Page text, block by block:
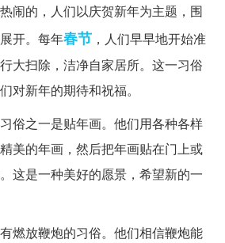
闹的，人们以庆贺新年为主题，围
开。每年春节 ，人们早早地开始准
大扫除，洁净自家居所。这一习俗
对新年的期待和祝福。
俗之一是贴年画。他们用各种各样
美的年画，然后把年画贴在门上或
这是一种美好的愿景，希望新的一
燃放鞭炮的习俗。他们相信鞭炮能